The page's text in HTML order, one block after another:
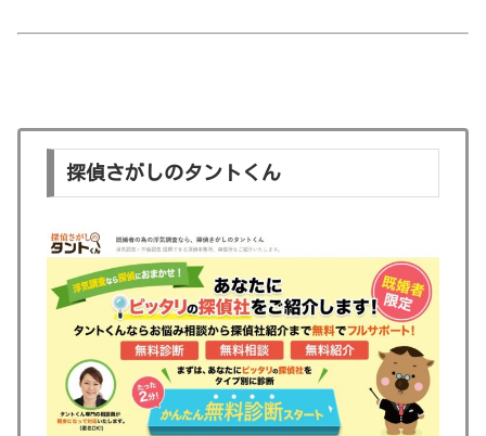
探偵さがしのタントくん